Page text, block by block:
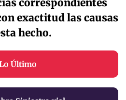
correspondientes
exactitud las causas
hecho.
Último